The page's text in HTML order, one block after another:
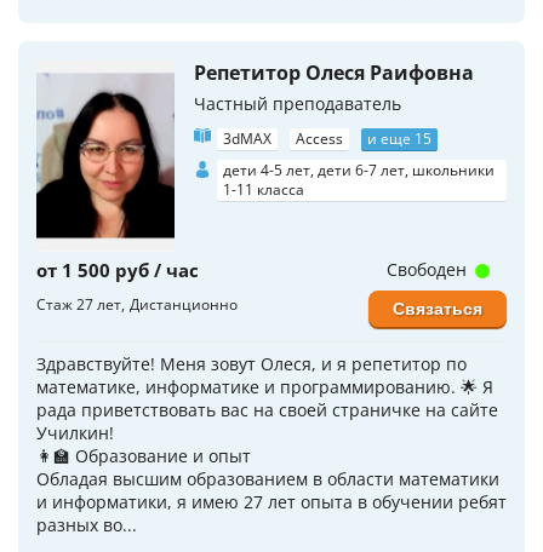
Репетитор Олеся Раифовна
Частный преподаватель
3dMAX Access
и еще 15
дети 4-5 лет, дети 6-7 лет, школьники
1-11 класса
от 1 500 руб / час
Стаж 27 лет Дистанционно
Здравствуйте! Меня зовут Олеся, и я репетитор по
математике, информатике и программированию. 🌟 Я
рада приветствовать вас на своей страничке на сайте
Училкин!
👩‍🏫 Образование и опыт
Обладая высшим образованием в области математики
и информатики, я имею 27 лет опыта в обучении ребят
разных во...
Свободен
Связаться